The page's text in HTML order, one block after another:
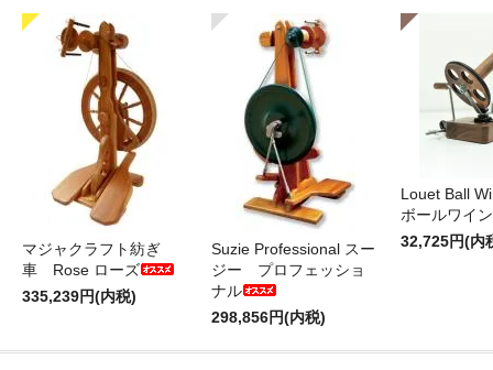
マジャクラフト紡ぎ
車 Rose ローズ
335,239円(内税)
Suzie Professional スー
ジー プロフェッショ
ナル
298,856円(内税)
Louet Ball
ボールワイ
32,725円(内